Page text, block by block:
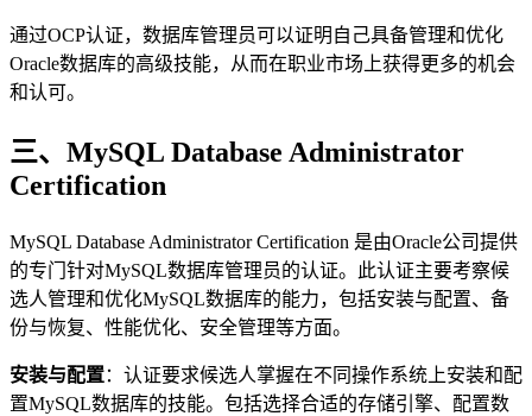
通过OCP认证，数据库管理员可以证明自己具备管理和优化
Oracle数据库的高级技能，从而在职业市场上获得更多的机会
和认可。
三、MySQL Database Administrator
Certification
MySQL Database Administrator Certification 是由Oracle公司提供
的专门针对MySQL数据库管理员的认证。此认证主要考察候
选人管理和优化MySQL数据库的能力，包括安装与配置、备
份与恢复、性能优化、安全管理等方面。
安装与配置：认证要求候选人掌握在不同操作系统上安装和配
置MySQL数据库的技能。包括选择合适的存储引擎、配置数